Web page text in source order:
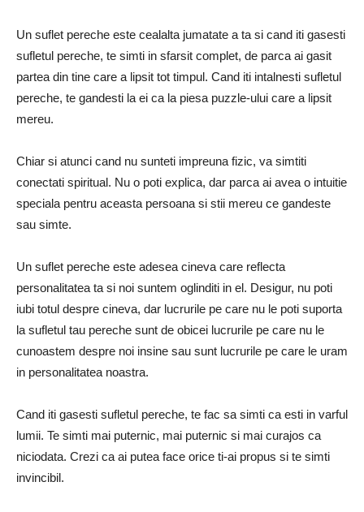
Un suflet pereche este cealalta jumatate a ta si cand iti gasesti
sufletul pereche, te simti in sfarsit complet, de parca ai gasit
partea din tine care a lipsit tot timpul. Cand iti intalnesti sufletul
pereche, te gandesti la ei ca la piesa puzzle-ului care a lipsit
mereu.
Chiar si atunci cand nu sunteti impreuna fizic, va simtiti
conectati spiritual. Nu o poti explica, dar parca ai avea o intuitie
speciala pentru aceasta persoana si stii mereu ce gandeste
sau simte.
Un suflet pereche este adesea cineva care reflecta
personalitatea ta si noi suntem oglinditi in el. Desigur, nu poti
iubi totul despre cineva, dar lucrurile pe care nu le poti suporta
la sufletul tau pereche sunt de obicei lucrurile pe care nu le
cunoastem despre noi insine sau sunt lucrurile pe care le uram
in personalitatea noastra.
Cand iti gasesti sufletul pereche, te fac sa simti ca esti in varful
lumii. Te simti mai puternic, mai puternic si mai curajos ca
niciodata. Crezi ca ai putea face orice ti-ai propus si te simti
invincibil.